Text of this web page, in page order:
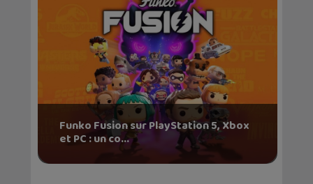
Funko Fusion sur PlayStation 5, Xbox
et PC : un co...